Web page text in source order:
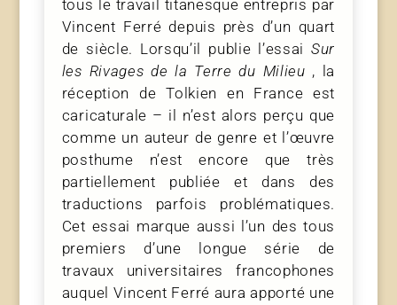
tous le travail titanesque entrepris par
Vincent Ferré depuis près d’un quart
de siècle. Lorsqu’il publie l’essaiSur
les Rivages de la Terre du Milieu , la
réception de Tolkien en France est
caricaturale – il n’est alors perçu que
comme un auteur de genre et l’œuvre
posthume n’est encore que très
partiellement publiée et dans des
traductions parfois problématiques.
Cet essai marque aussi l’un des tous
premiers d’une longue série de
travaux universitaires francophones
auquel Vincent Ferré aura apporté une